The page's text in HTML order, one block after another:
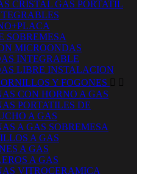
CRISTAL GAS PORTATIL
SOBREMESA
MICROONDAS
INTEGRABLE
LIBRE INSTALACION
Y FOGONES  
CON HORNO A GAS
PORTATILES DE
A GAS
A GAS SOBREMESA
A GAS
A GAS
A GAS
VITROCERAMICA